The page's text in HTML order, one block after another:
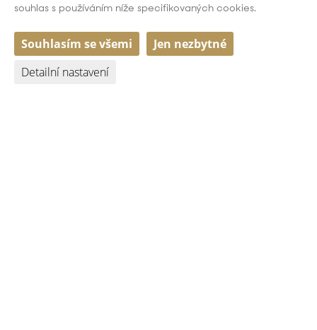
souhlas s používáním níže specifikovaných cookies.
Souhlasím se všemi
Jen nezbytné
Detailní nastavení